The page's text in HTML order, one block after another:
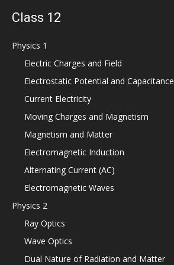
Class 12
Physics 1
Electric Charges and Field
Electrostatic Potential and Capacitance
Current Electricity
Moving Charges and Magnetism
Magnetism and Matter
Electromagnetic Induction
Alternating Current (AC)
Electromagnetic Waves
Physics 2
Ray Optics
Wave Optics
Dual Nature of Radiation and Matter